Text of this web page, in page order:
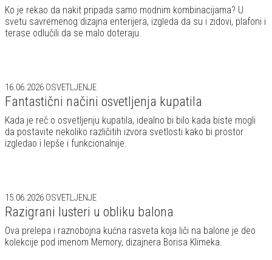
Ko je rekao da nakit pripada samo modnim kombinacijama? U
svetu savremenog dizajna enterijera, izgleda da su i zidovi, plafoni i
terase odlučili da se malo doteraju.
16.06.2026 OSVETLJENJE
Fantastični načini osvetljenja kupatila
Kada je reč o osvetljenju kupatila, idealno bi bilo kada biste mogli
da postavite nekoliko različitih izvora svetlosti kako bi prostor
izgledao i lepše i funkcionalnije.
15.06.2026 OSVETLJENJE
Razigrani lusteri u obliku balona
Ova prelepa i raznobojna kućna rasveta koja liči na balone je deo
kolekcije pod imenom Memory, dizajnera Borisa Klimeka.